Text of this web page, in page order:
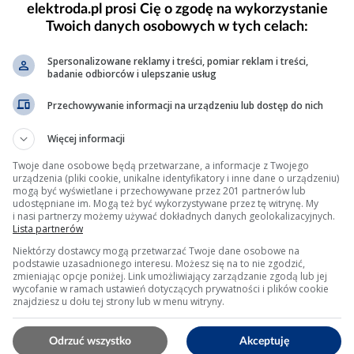
Google Chrome, Firefox, Edge).
zakładka „Konsola”), aby zobaczyć wyniki działania
aby zobaczyć szczegóły błędów.
(np. require() ) są specyficzne dla Node.js
które umożliwia łatwe uruchamianie
.
VS Code.
rogu edytora lub użyj skrótu Ctrl+Alt+N .
elektroda.pl prosi Cię o zgodę na wykorzystanie
Twoich danych osobowych w tych celach:
Spersonalizowane reklamy i treści, pomiar reklam i treści,
badanie odbiorców i ulepszanie usług
Przechowywanie informacji na urządzeniu lub dostęp do nich
Więcej informacji
Twoje dane osobowe będą przetwarzane, a informacje z Twojego
urządzenia (pliki cookie, unikalne identyfikatory i inne dane o urządzeniu)
mogą być wyświetlane i przechowywane przez 201 partnerów lub
udostępniane im. Mogą też być wykorzystywane przez tę witrynę. My
i nasi partnerzy możemy używać dokładnych danych geolokalizacyjnych.
Lista partnerów
Niektórzy dostawcy mogą przetwarzać Twoje dane osobowe na
podstawie uzasadnionego interesu. Możesz się na to nie zgodzić,
zmieniając opcje poniżej. Link umożliwiający zarządzanie zgodą lub jej
wycofanie w ramach ustawień dotyczących prywatności i plików cookie
znajdziesz u dołu tej strony lub w menu witryny.
Akceptuję
Odrzuć wszystko